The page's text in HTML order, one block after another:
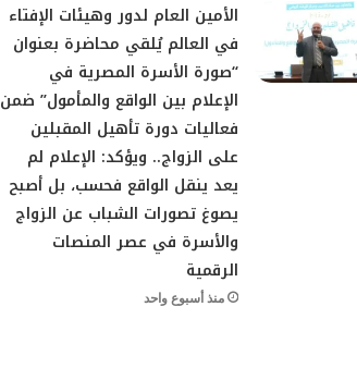
الأمين العام لدور وهيئات الإفتاء
في العالم يُلقي محاضرة بعنوان
“صورة الأسرة المصرية في
الإعلام بين الواقع والمأمول” ضمن
فعاليات دورة تأهيل المقبلين
على الزواج.. ويؤكد: الإعلام لم
يعد ينقل الواقع فحسب، بل أصبح
يصوغ تصورات الشباب عن الزواج
والأسرة في عصر المنصات
الرقمية
منذ أسبوع واحد